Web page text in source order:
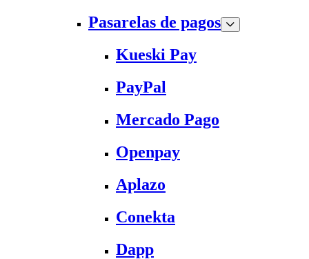
Pasarelas de pagos
Kueski Pay
PayPal
Mercado Pago
Openpay
Aplazo
Conekta
Dapp